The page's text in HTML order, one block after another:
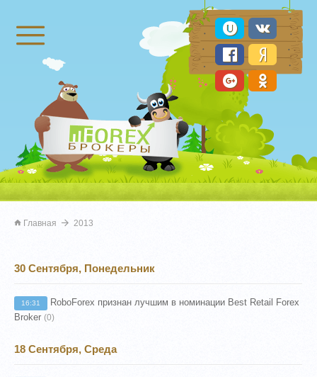
Брокеры Форекс
Главная 2013
30 Сентября, Понедельник
16:31
RoboForex признан лучшим в номинации Best Retail Forex
Broker (0)
18 Сентября, Среда